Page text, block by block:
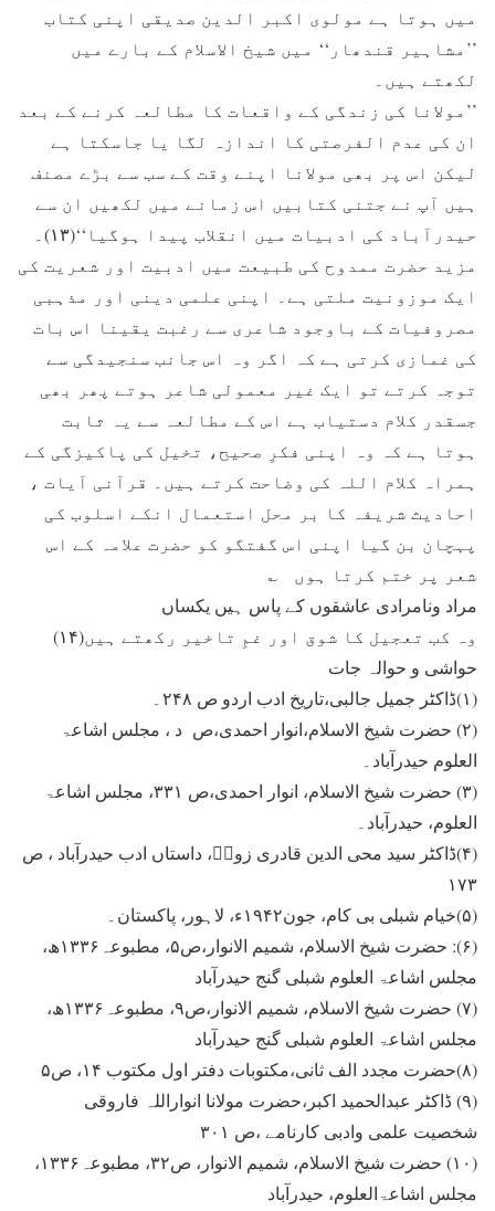
میں ہوتا ہے مولوی اکبر الدین صدیقی اپنی کتاب
’’مشاہیر قندھار‘‘ میں شیخ الاسلام کے بارے میں
لکھتے ہیں۔
’’مولانا کی زندگی کے واقعات کا مطالعہ کرنے کے بعد
ان کی عدم الفرصتی کا اندازہ لگا یا جاسکتا ہے
لیکن اس پر بھی مولانا اپنے وقت کے سب سے بڑے مصنف
ہیں آپ نے جتنی کتابیں اس زمانے میں لکھیں ان سے
حیدرآباد کی ادبیات میں انقلاب پیدا ہوگیا‘‘(۱۳)۔
مزید حضرت ممدوح کی طبیعت میں ادبیت اور شعریت کی
ایک موزونیت ملتی ہے۔ اپنی علمی دینی اور مذہبی
مصروفیات کے باوجود شاعری سے رغبت یقینا اس بات
کی غمازی کرتی ہے کہ اگر وہ اس جانب سنجیدگی سے
توجہ کرتے تو ایک غیر معمولی شاعر ہوتے پھر بھی
جسقدر کلام دستیاب ہے اس کے مطالعہ سے یہ ثابت
ہوتا ہے کہ وہ اپنی فکرِ صحیح، تخیل کی پاکیزگی کے
ہمراہ کلام اللہ کی وضاحت کرتے ہیں۔ قرآنی آیات ،
احادیث شریفہ کا بر محل استعمال انکے اسلوب کی
پہچان بن گیا اپنی اس گفتگو کو حضرت علامہ کے اس
شعر پر ختم کرتا ہوں ؎
مراد ونامرادی عاشقوں کے پاس ہیں یکساں
وہ کب تعجیل کا شوق اور غمِ تاخیر رکھتے ہیں(۱۴)
حواشی و حوالہ جات
(۱)ڈاکٹر جمیل جالبی،تاریخ ادب اردو ص ۲۴۸۔
(۲) حضرت شیخ الاسلام،انوار احمدی،ص د ، مجلس اشاعۃ
العلوم حیدرآباد۔
(۳) حضرت شیخ الاسلام، انوار احمدی،ص ۳۳۱، مجلس اشاعۃ
العلوم، حیدرآباد۔
(۴)ڈاکٹر سید محی الدین قادری زورؔ، داستاں ادب حیدرآباد ، ص
۱۷۳
(۵)خیام شبلی بی کام، جون۱۹۴۲ء، لاہور، پاکستان۔
(۶): حضرت شیخ الاسلام، شمیم الانوار،ص۵، مطبوعہ۱۳۳۶ھ،
مجلس اشاعۃ العلوم شبلی گنج حیدرآباد
(۷) حضرت شیخ الاسلام، شمیم الانوار،ص۹، مطبوعہ۱۳۳۶ھ،
مجلس اشاعۃ العلوم شبلی گنج حیدرآباد
(۸)حضرت مجدد الف ثانی،مکتوبات دفتر اول مکتوب ۱۴، ص۵
(۹) ڈاکٹر عبدالحمید اکبر،حضرت مولانا انواراللہ فاروقی
شخصیت علمی وادبی کارنامے ،ص ۳۰۱
(۱۰) حضرت شیخ الاسلام، شمیم الانوار، ص۳۲، مطبوعہ۱۳۳۶،
مجلس اشاعۃالعلوم، حیدرآباد